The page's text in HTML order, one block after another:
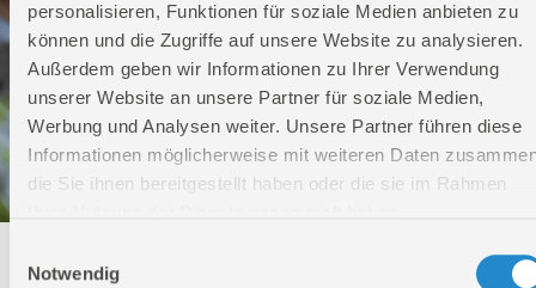
personalisieren, Funktionen für soziale Medien anbieten zu
können und die Zugriffe auf unsere Website zu analysieren.
Außerdem geben wir Informationen zu Ihrer Verwendung
unserer Website an unsere Partner für soziale Medien,
Werbung und Analysen weiter. Unsere Partner führen diese
Informationen möglicherweise mit weiteren Daten
die Sie ihnen bereitgestellt haben oder die sie im Rahmen
Notwendig
Technischer Service